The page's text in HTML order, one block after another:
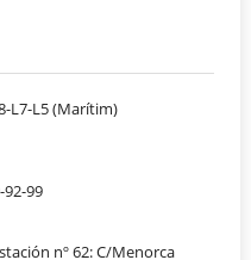
L7-L5 (Marítim)
92-99
nº 62: C/Menorca